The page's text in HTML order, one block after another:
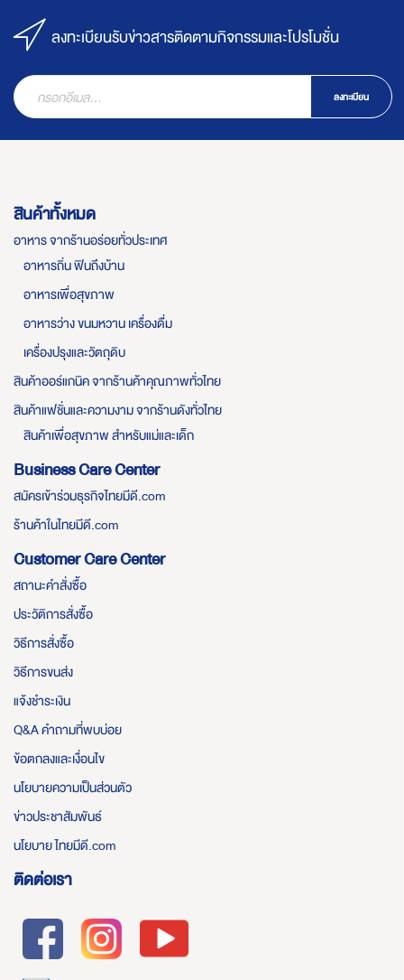
ลงทะเบียนรับข่าวสารติดตามกิจกรรมและโปรโมชั่น
ลงทะเบียน
สินค้าทั้งหมด
อาหาร จากร้านอร่อยทั่วประเทศ
อาหารถิ่น ฟินถึงบ้าน
อาหารเพื่อสุขภาพ
อาหารว่าง ขนมหวาน เครื่องดื่ม
เครื่องปรุงและวัตถุดิบ
สินค้าออร์แกนิค จากร้านค้าคุณภาพทั่วไทย
สินค้าแฟชั่นและความงาม จากร้านดังทั่วไทย
สินค้าเพื่อสุขภาพ สำหรับแม่และเด็ก
Business Care Center
สมัครเข้าร่วมธุรกิจไทยมีดี.com
ร้านค้าในไทยมีดี.com
Customer Care Center
สถานะคำสั่งซื้อ
ประวัติการสั่งซื้อ
วิธีการสั่งซื้อ
วิธีการขนส่ง
แจ้งชำระเงิน
Q&A คำถามที่พบบ่อย
ข้อตกลงและเงื่อนไข
นโยบายความเป็นส่วนตัว
ข่าวประชาสัมพันธ์
นโยบาย ไทยมีดี.com
ติดต่อเรา